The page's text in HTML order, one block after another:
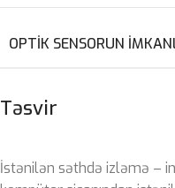
Təsvir
İstənilən səthdə izləmə –
OPTIK SENSORUN